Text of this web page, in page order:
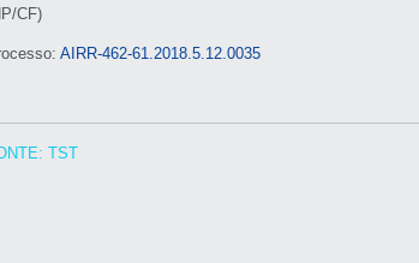
CF)
AIRR-462-61.2018.5.12.0035
TST